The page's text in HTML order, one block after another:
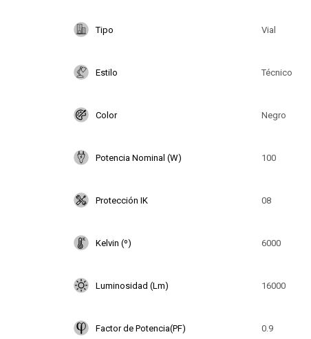
Tipo Vial
Estilo Técnico
Color Negro
Potencia Nominal (W) 100
Protección IK 08
Kelvin (º) 6000
Luminosidad (Lm) 16000
Factor de Potencia(PF) 0.9